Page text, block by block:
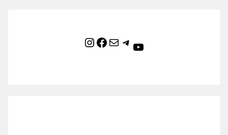
Instagram Facebook Mail Telegram YouTube